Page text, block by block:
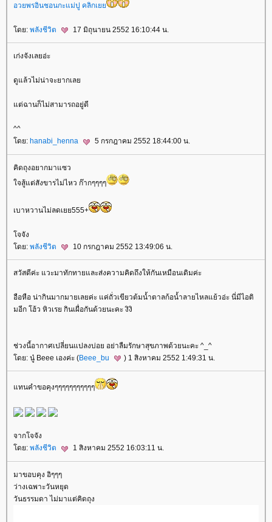
อวยพรอินชอนกะแม่ปู คลิกเ
ดย: พลังชีวิต 17 มิถุนายน 2552 16:10:44 น.
เก่งจังเลยอ่ะ
ดูแล้วไม่น่าจะยากเล
ต่ฉานก็ไม่สามารถอยู่ดี
^^
ดย: hanabi_henna 5 กรกฎาคม 2552 18:44:00 น.
คิดถุงอยากมาแซว
จสู้แต่สังขารไม่ไหว ก๊ากๆๆๆๆ
เบาหวานไม่ลดเยย555+
จจัง
ดย: พลังชีวิต 10 กรกฎาคม 2552 13:49:06 น.
สวัสดีค่ะ แวะมาทักทายและส่งความคิดถึงให้กันเหมือนเดิมค่ะ
อือหือ น่ากินมากมายเลยค่ะ แค่ถั่วเขียวต้มน้ำตาลก้อน้ำลายไหลแย้วอ่ะ นี่มีไอติ
มอีก โฮ้ว หิวเรย กินเผื่อกันด้วยนะคะ งิงิ
ช่วงนี้อากาศเปลี่ยนแปลงบ่อย อย่าลืมรักษาสุขภาพด้วยนะคะ ^_^
ดย: นู๋ Beee เองค่ะ (Beee_bu ) 1 สิงหาคม 2552 1:49:31 น.
ทนคำขอคุงๆๆๆๆๆๆๆๆๆๆๆ
จากโจจัง
ดย: พลังชีวิต 1 สิงหาคม 2552 16:03:11 น.
มาขอบคุง อิๆๆๆ
ว่างเฉพาะวันหยุด
วันธรรมดา ไม่มาแต่คิดถุง